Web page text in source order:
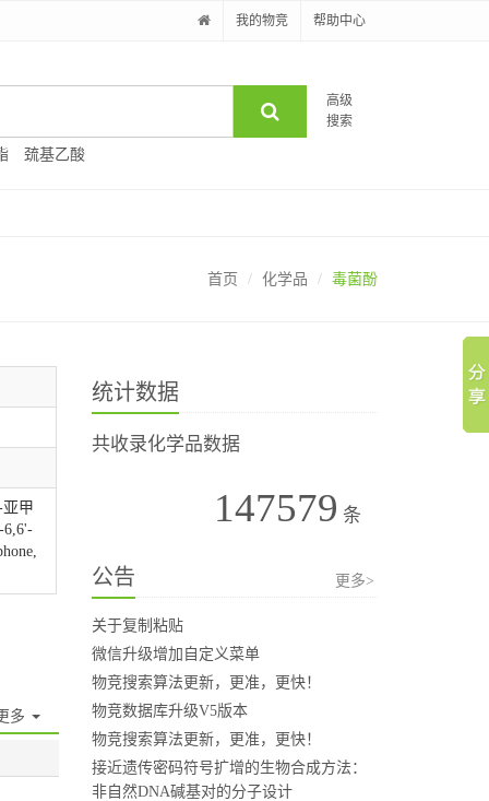
我的物竞 帮助中心
高级
搜索
巯基乙酸
首页 化学品 毒菌酚
亚甲
6,6'-
多
统计数据
共收录化学品数据
147579 条
公告 更多>
关于复制粘贴
微信升级增加自定义菜单
物竞搜索算法更新，更准，更快！
物竞数据库升级V5版本
物竞搜索算法更新，更准，更快！
接近遗传密码符号扩增的生物合成方法：
非自然DNA碱基对的分子设计